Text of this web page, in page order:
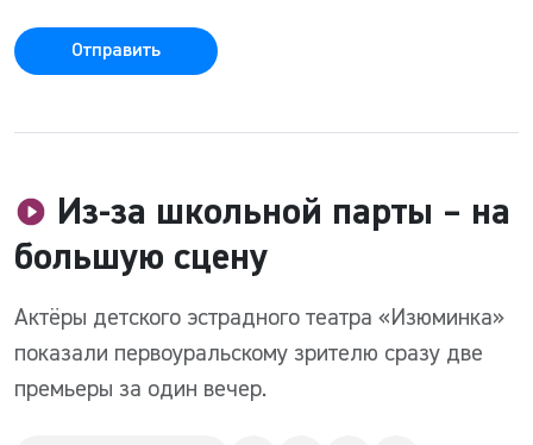
Отправить
Из-за школьной парты – на
большую сцену
Актёры детского эстрадного театра «Изюминка»
показали первоуральскому зрителю сразу две
премьеры за один вечер.